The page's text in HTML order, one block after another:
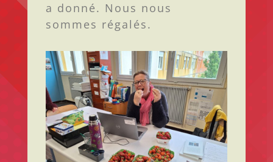
a donné. Nous nous
sommes régalés.